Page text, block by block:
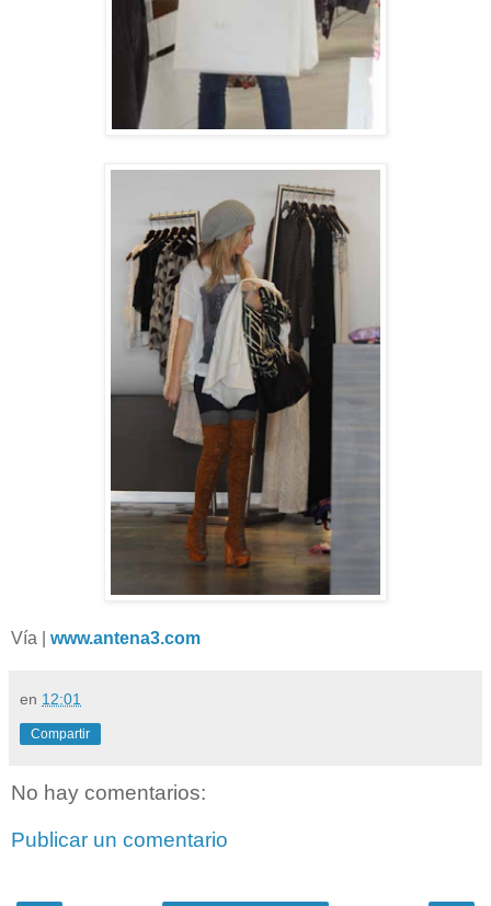
Vía | www.antena3.com
en 12:01
Compartir
No hay comentarios:
Publicar un comentario